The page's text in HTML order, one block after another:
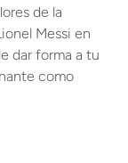
de la
Messi en
dar forma a tu
como